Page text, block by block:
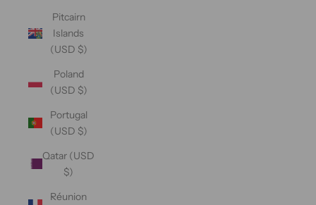
Pitcairn
Islands
(USD $)
Poland
(USD $)
Portugal
(USD $)
Qatar (USD
$)
Réunion